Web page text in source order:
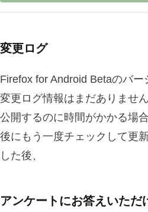
変更ログ
Firefox for Android Betaのバ
変更ログ情報はまだありませ
公開するのに時間がかかる場
後にもう一度チェックして更
した後、
アンケートにお答えいただ